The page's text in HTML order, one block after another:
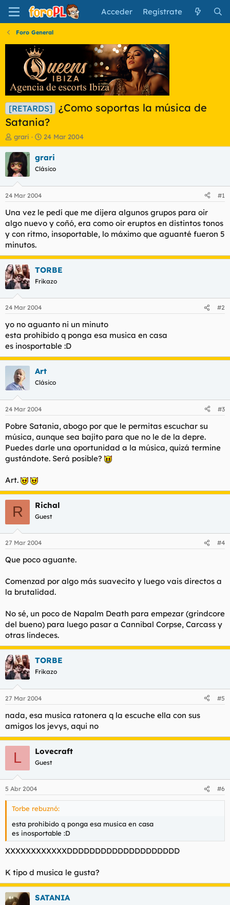
Acceder Regístrate
Foro General
[RETARDS]
¿Como soportas la música de
Satania?
I
n
i
c
i
a
d
o
r
e
l
t
e
m
a
grari
F
e
c
a
i
n
c
i
24 Mar 2004
grari
Clásico
24 Mar 2004 #1
Una vez le pedí que me dijera algunos grupos para oir
algo nuevo y coñó, era como oir eruptos en distintos tonos
y con ritmo, insoportable, lo máximo que aguanté fueron 5
minutos.
TORBE
Frikazo
24 Mar 2004 #2
yo no aguanto ni un minuto
esta prohibido q ponga esa musica en casa
es inosportable :D
Art
Clásico
24 Mar 2004 #3
Pobre Satania, abogo por que le permitas escuchar su
música, aunque sea bajito para que no le de la depre.
Puedes darle una oportunidad a la música, quizá termine
gustándote. Será posible?
Art.
R Richal
Guest
27 Mar 2004 #4
Que poco aguante.
Comenzad por algo más suavecito y luego vais directos a
la brutalidad.
No sé, un poco de Napalm Death para empezar (grindcore
del bueno) para luego pasar a Cannibal Corpse, Carcass y
otras lindeces.
TORBE
Frikazo
27 Mar 2004 #5
nada, esa musica ratonera q la escuche ella con sus
amigos los jevys, aqui no
L Lovecraft
Guest
5 Abr 2004 #6
Torbe rebuznó:
esta prohibido q ponga esa musica en casa
es inosportable :D
XXXXXXXXXXXXDDDDDDDDDDDDDDDDDDDD
K tipo d musica le gusta?
SATANIA